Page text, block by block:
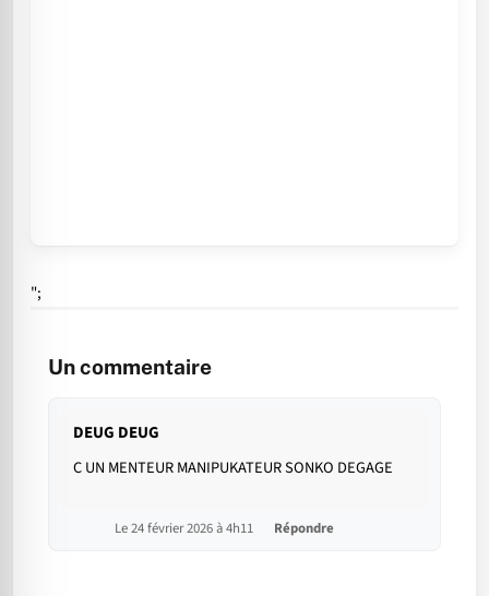
";
Un commentaire
DEUG DEUG
C UN MENTEUR MANIPUKATEUR SONKO DEGAGE
Le 24 février 2026 à 4h11 Répondre